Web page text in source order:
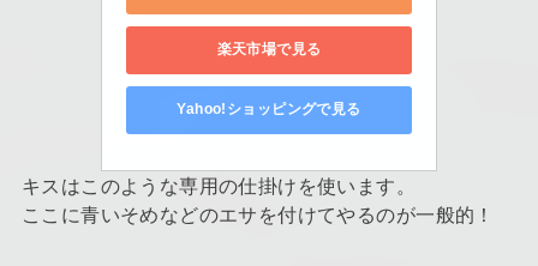
楽天市場で見る
Yahoo!ショッピングで見る
キスはこのような専用の仕掛けを使います。
ここに青いそめなどのエサを付けてやるのが一般的！